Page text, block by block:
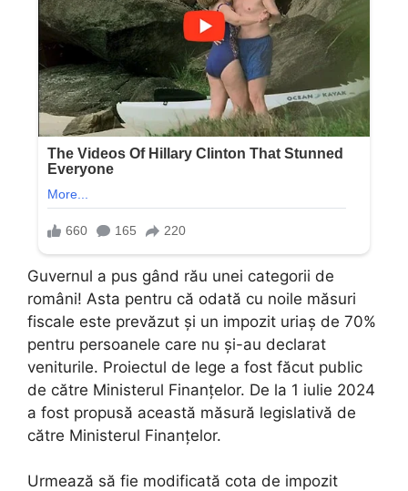
Guvernul a pus gând rău unei categorii de
români! Asta pentru că odată cu noile măsuri
fiscale este prevăzut și un impozit uriaș de 70%
pentru persoanele care nu și-au declarat
veniturile. Proiectul de lege a fost făcut public
de către Ministerul Finanțelor. De la 1 iulie 2024
a fost propusă această măsură legislativă de
către Ministerul Finanțelor.
Urmează să fie modificată cota de impozit